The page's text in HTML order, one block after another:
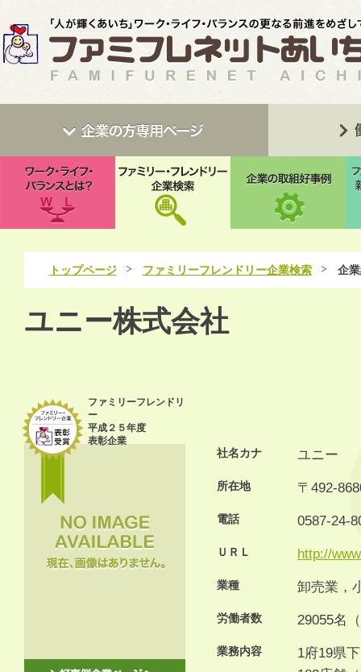
トップページ ファミリーフレンドリー企業検索 企
ユニー株式会社
ファミリーフレンドリ
ー
平成２５年度
表彰企業
社名カナ ユニー
所在地 〒492-
電話 0587-24-
ＵＲＬ http://
業種 卸売業，
労働者数 29055名
業務内容
1府19県